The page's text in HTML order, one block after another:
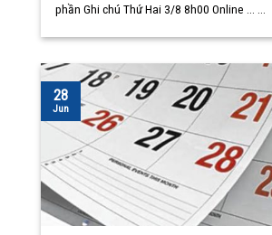
phần Ghi chú Thứ Hai 3/8 8h00 Online ... ...
28
Jun